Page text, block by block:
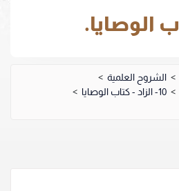
> الشروح العلمية >
> 10- الزاد - كتاب الوصايا
>